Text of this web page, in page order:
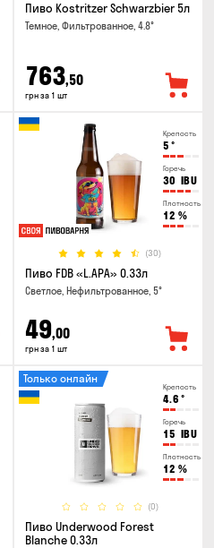
Пиво Kostritzer Schwarzbier 5л
Темное, Фильтрованное, 4.8°
763,50
грн за 1 шт
Крепость
5 °
Горечь
30 IBU
Плотность
12 %
(30)
Пиво FDB «L.APA» 0.33л
Светлое, Нефильтрованное, 5°
49,00
грн за 1 шт
Крепость
4.6 °
Горечь
15 IBU
Плотность
12 %
(0)
Только онлайн
Пиво Underwood Forest
Blanche 0.33л